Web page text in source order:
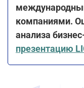
компаниями.
анализа
презентацию